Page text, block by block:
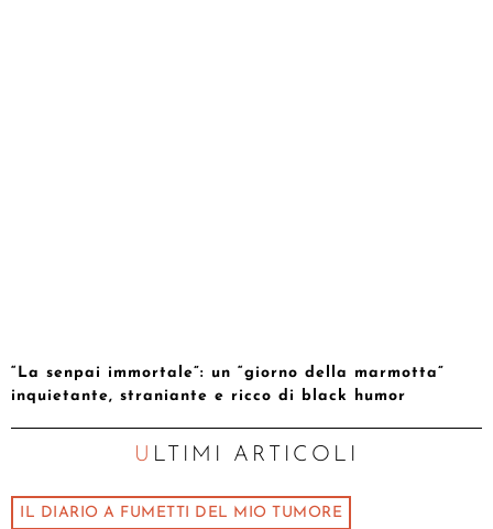
“La senpai immortale”: un “giorno della marmotta”
inquietante, straniante e ricco di black humor
ULTIMI ARTICOLI
IL DIARIO A FUMETTI DEL MIO TUMORE